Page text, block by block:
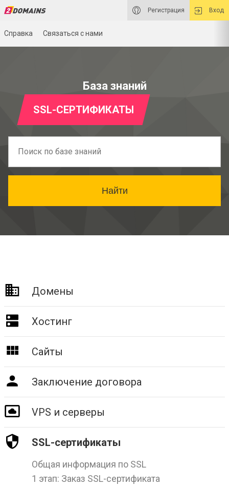
Регистрация Вход
Справка Связаться с нами
База знаний
SSL-СЕРТИФИКАТЫ
Найти
Домены
Хостинг
Сайты
Заключение договора
VPS и серверы
SSL-сертификаты
Общая информация по SSL
1 этап: Заказ SSL-сертификата